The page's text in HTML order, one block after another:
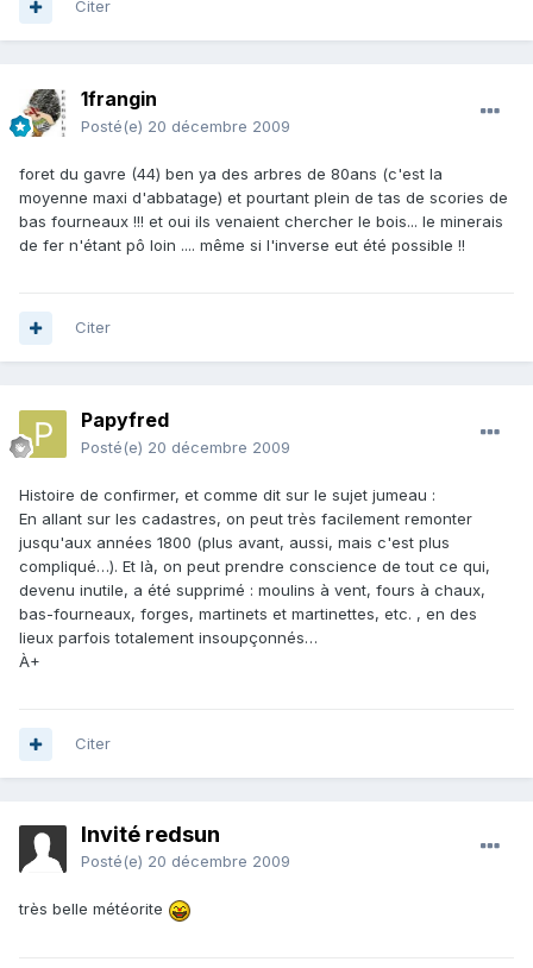
Citer
1frangin
Posté(e) 20 décembre 2009
foret du gavre (44) ben ya des arbres de 80ans (c'est la
moyenne maxi d'abbatage) et pourtant plein de tas de scories de
bas fourneaux !!! et oui ils venaient chercher le bois... le minerais
de fer n'étant pô loin .... même si l'inverse eut été possible !!
Citer
Papyfred
Posté(e) 20 décembre 2009
Histoire de confirmer, et comme dit sur le sujet jumeau :
En allant sur les cadastres, on peut très facilement remonter
jusqu'aux années 1800 (plus avant, aussi, mais c'est plus
compliqué…). Et là, on peut prendre conscience de tout ce qui,
devenu inutile, a été supprimé : moulins à vent, fours à chaux,
bas-fourneaux, forges, martinets et martinettes, etc. , en des
lieux parfois totalement insoupçonnés…
À+
Citer
Invité redsun
Posté(e) 20 décembre 2009
très belle météorite